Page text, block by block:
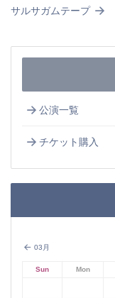
サルサガムテープ
公演一覧
チケット購入
03月
Sun Mon